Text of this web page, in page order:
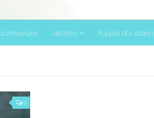
Jestem Książki dla dzieci
0